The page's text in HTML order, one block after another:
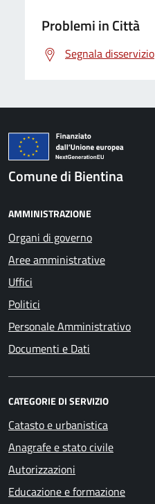
Problemi in Città
Segnala disservizio
Comune di Bientina
AMMINISTRAZIONE
Organi di governo
Aree amministrative
Uffici
Politici
Personale Amministrativo
Documenti e Dati
CATEGORIE DI SERVIZIO
Catasto e urbanistica
Anagrafe e stato civile
Autorizzazioni
Educazione e formazione